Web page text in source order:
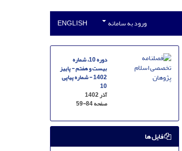
ورود به سامانه ENGLISH
دوره 10، شماره
بیست و هفتم - پاییز
1402 - شماره پیاپی
10
آذر 1402
صفحه59-84
فایل ها